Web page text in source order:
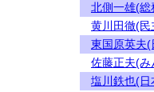
北側一雄(総
黄川田徹(民
東国原英夫(
佐藤正夫(み
塩川鉄也(日